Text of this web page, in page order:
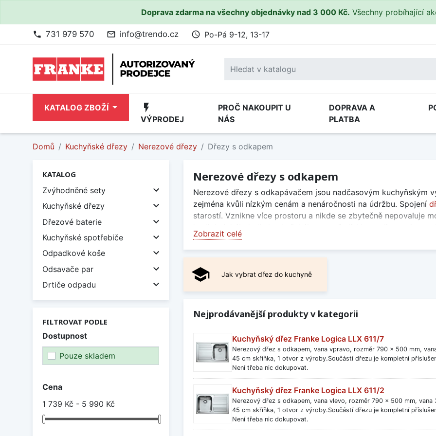
Doprava zdarma na všechny objednávky nad 3 000 Kč. Všechny probíhající
phone 731 979 570 mail_outline info@trendo.cz access_time Po-Pá 9-12, 13-17
KATALOG ZBOŽÍ flash_on
VÝPRODEJ
PROČ NAKOUPIT U
NÁS
DOPRAVA A
PLATBA
Domů Kuchyňské dřezy Nerezové dřezy Dřezy s odkapem
KATALOG
Zvýhodněné sety

Kuchyňské dřezy 
Dřezové baterie 
Kuchyňské spotřebiče 
Odpadkové koše 
Odsavače par 
Drtiče odpadu 
FILTROVAT PODLE
Dostupnost
Pouze skladem
Cena
1 739 Kč - 5 990 Kč
Nerezové dřezy s odkapem
Zobrazit celé
Nerezové dřezy s odkapávačem jsou nadčasovým kuchyňským
zejména kvůli nízkým cenám a nenáročnosti na údržbu. Spojení
starostí. Vznikne více prostoru a nikde se zbytečně nepovaluje
Čím se nerezové dřezy s odkapávačem vyznačují?
Pokud toužíte po dřezu, který nejen dlouho vydrží, ale je zároveň
hodí svým designem.
Nabízíme dřezy s možností umístění vany vlevo, nebo vpravo.
možnost horní, nebo integrované montáže. Podle potřeby
toho, jak se rozměrově hodí přímo do vaší domácnosti. Většina
nakreslit, kde mají být umístěny.
Vybírejte u nás dřezy z nerezu s odkapávačem!
Nerezové dřezy s odkapem vás svou praktičností, kvalitním
school Jak vybrat dřez do kuchyně
Nejprodávanější produkty v kategorii
Kuchyňský dřez Franke Logica LLX 611/7
Nerezový dřez s odkapem, vana vpravo, rozměr 790 x 500 mm,
45 cm skříňka, 1 otvor z výroby.Součástí dřezu je kompletní
Není třeba nic dokupovat.
Kuchyňský dřez Franke Logica LLX 611/2
Nerezový dřez s odkapem, vana vlevo, rozměr 790 x 500 mm,
45 cm skříňka, 1 otvor z výroby.Součástí dřezu je kompletní
Není třeba nic dokupovat.